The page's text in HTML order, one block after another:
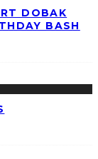
DOBAK
BASH